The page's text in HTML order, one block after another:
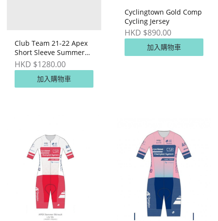
Club Team 21-22 Apex
Short Sleeve Summer
Skinsuit (Yellow)
HKD $1280.00
加入購物車
Cyclingtown Gold Comp
Cycling Jersey
HKD $890.00
加入購物車